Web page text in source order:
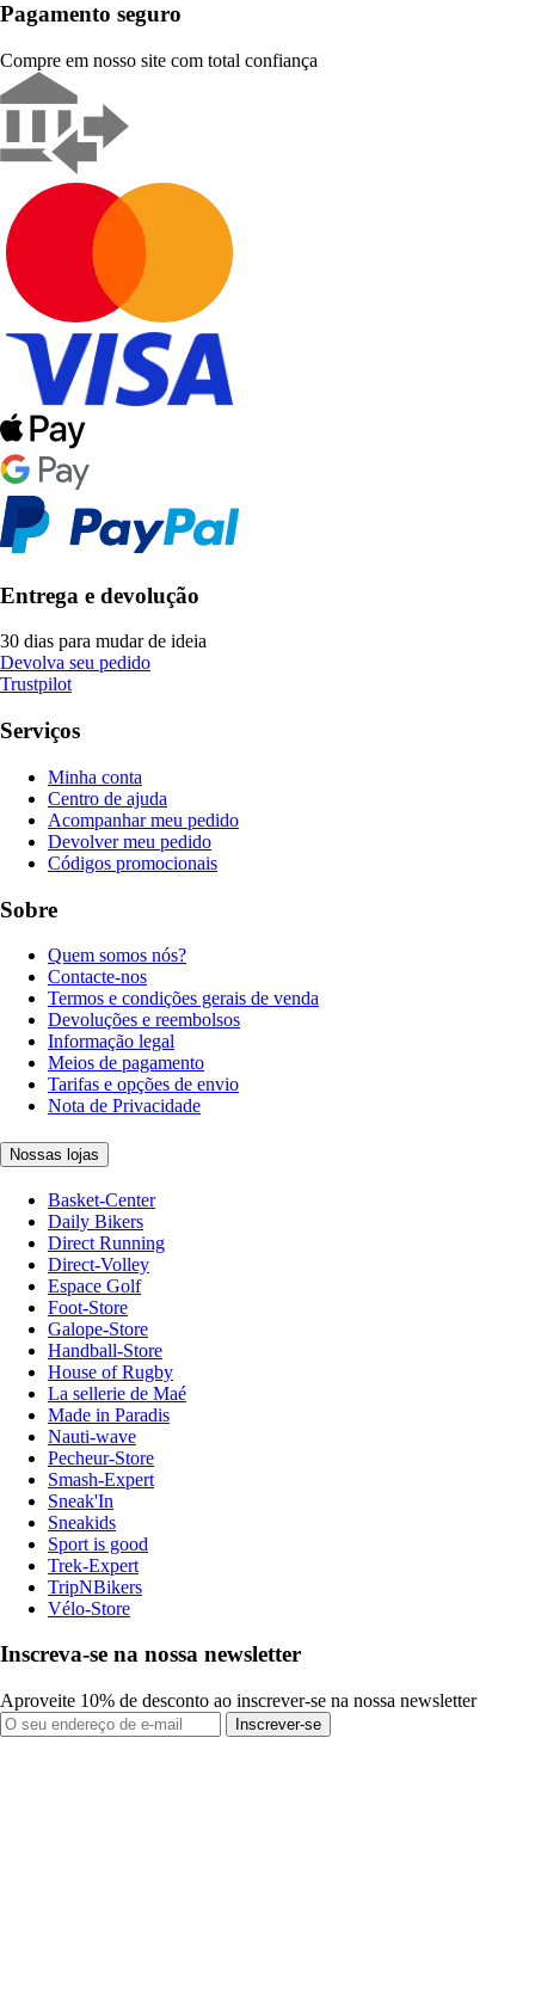
Pagamento seguro
Compre em nosso site com total confiança
Entrega e devolução
30 dias para mudar de ideia
Devolva seu pedido
Trustpilot
Serviços
Minha conta
Centro de ajuda
Acompanhar meu pedido
Devolver meu pedido
Códigos promocionais
Sobre
Quem somos nós?
Contacte-nos
Termos e condições gerais de venda
Devoluções e reembolsos
Informação legal
Meios de pagamento
Tarifas e opções de envio
Nota de Privacidade
Nossas lojas
Basket-Center
Daily Bikers
Direct Running
Direct-Volley
Espace Golf
Foot-Store
Galope-Store
Handball-Store
House of Rugby
La sellerie de Maé
Made in Paradis
Nauti-wave
Pecheur-Store
Smash-Expert
Sneak'In
Sneakids
Sport is good
Trek-Expert
TripNBikers
Vélo-Store
Inscreva-se na nossa newsletter
Aproveite 10% de desconto ao inscrever-se na nossa newsletter
Inscrever-se